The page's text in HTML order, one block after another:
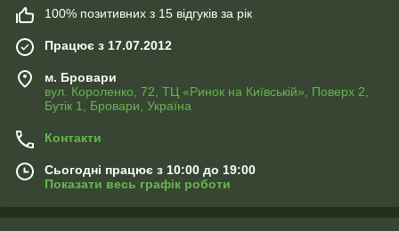
100% позитивних з 15 відгуків за рік
Працює з 17.07.2012
м. Бровари
вул. Короленко, 72, ТЦ «Ринок на Київській», Поверх 2,
Бутік 1, Бровари, Україна
Контакти
Сьогодні працює з 10:00 до 19:00
Показати весь графік роботи